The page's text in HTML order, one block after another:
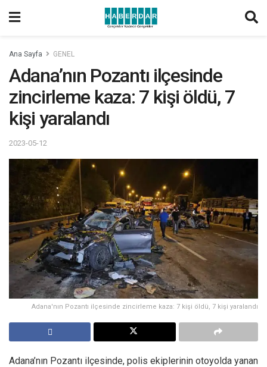
Ana Sayfa GENEL
Adana’nın Pozantı ilçesinde
zincirleme kaza: 7 kişi öldü, 7
kişi yaralandı
2023-05-12
Adana'nın Pozantı ilçesinde zincirleme kaza: 7 kişi öldü, 7 kişi yaralandı
Adana’nın Pozantı ilçesinde, polis ekiplerinin otoyolda yanan